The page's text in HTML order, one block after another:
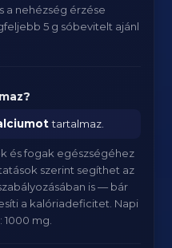
a nehézség érzése
5 g sóbevitelt ajánl
tartalmaz.
és fogak egészségéhez
szerint segíthet az
is — bár
a kalóriadeficitet. Napi
mg.